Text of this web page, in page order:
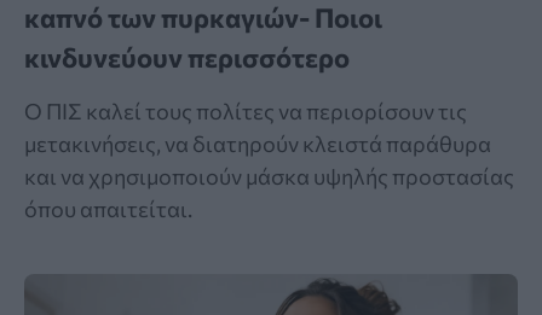
καπνό των πυρκαγιών- Ποιοι
κινδυνεύουν περισσότερο
Ο ΠΙΣ καλεί τους πολίτες να περιορίσουν τις
μετακινήσεις, να διατηρούν κλειστά παράθυρα
και να χρησιμοποιούν μάσκα υψηλής προστασίας
όπου απαιτείται.